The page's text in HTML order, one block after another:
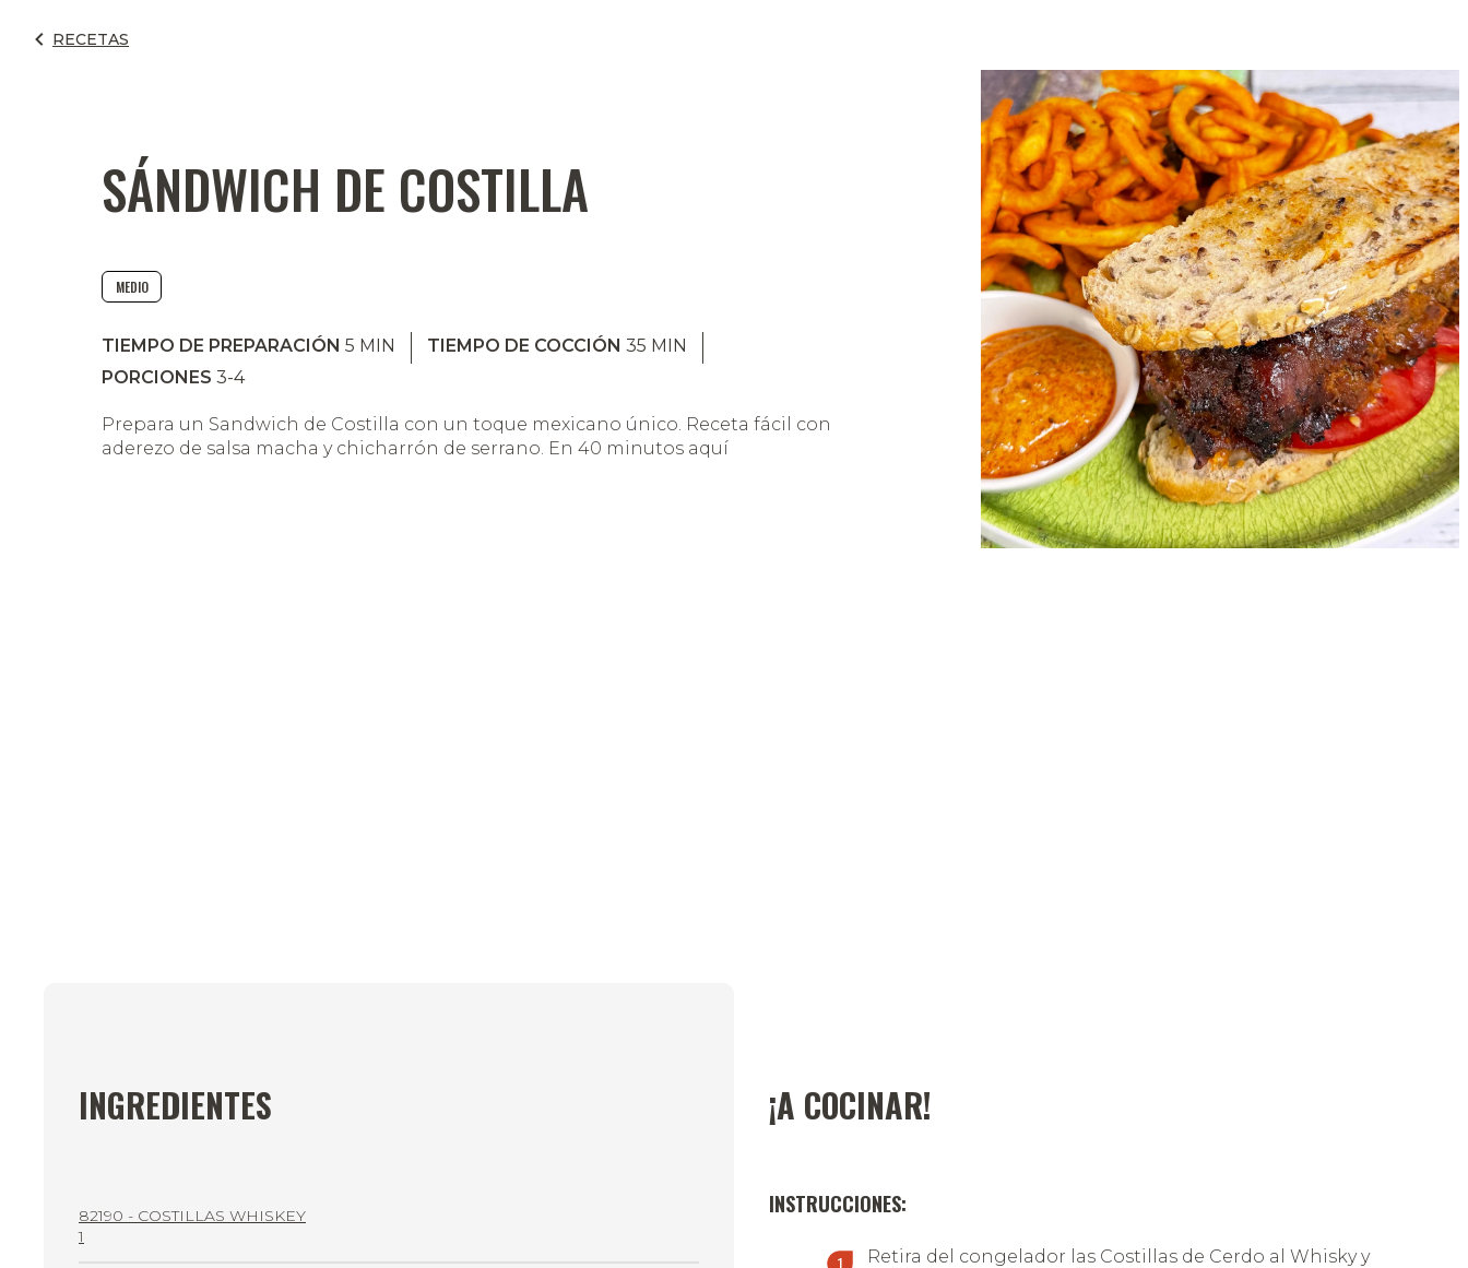
RECETAS
SÁNDWICH DE COSTILLA
MEDIO
TIEMPO DE PREPARACIÓN 5 MIN TIEMPO DE COCCIÓN 35 MIN
PORCIONES 3-4
Prepara un Sandwich de Costilla con un toque mexicano único. Receta fácil con
aderezo de salsa macha y chicharrón de serrano. En 40 minutos aquí
INGREDIENTES
82190 - COSTILLAS WHISKEY
1
¡A COCINAR!
INSTRUCCIONES:
Retira del congelador las Costillas de Cerdo al Whisky y